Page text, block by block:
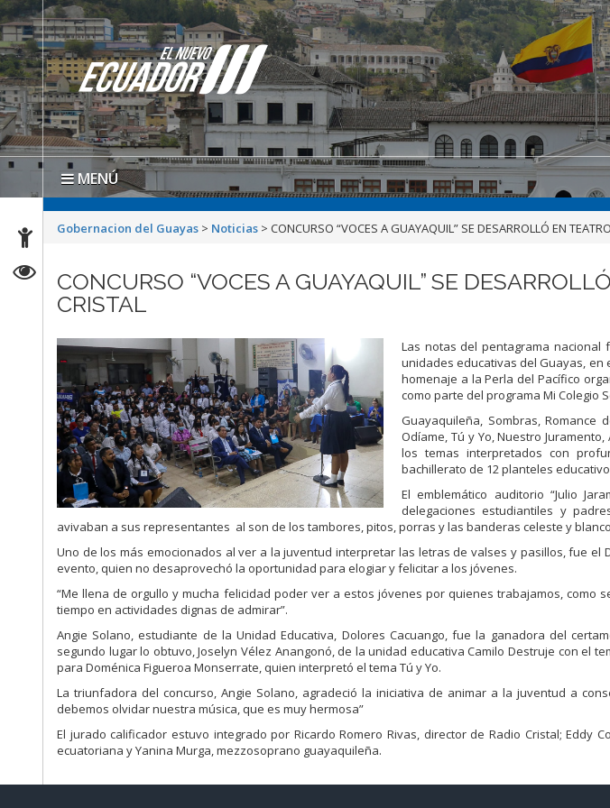
MENÚ
Gobernacion del Guayas > Noticias >CONCURSO “VOCES A GUAYAQUIL” SE DESARROLLÓ EN
CONCURSO “VOCES A GUAYAQUIL” SE
CRISTAL
Las notas del pentagrama nacional
unidades educativas del Guayas, en
homenaje a la Perla del Pacífico
como parte del programa Mi Colegio
Guayaquileña, Sombras, Romance
Odíame, Tú y Yo, Nuestro Juramento,
los temas interpretados con
bachillerato de 12 planteles
El emblemático auditorio “Julio
delegaciones estudiantiles y
avivaban a sus representantes al son de los tambores, pitos, porras y las banderas celeste y blanco
Uno de los más emocionados al ver a la juventud interpretar las letras de valses y pasillos, fue el
evento, quien no desaprovechó la oportunidad para elogiar y felicitar a los jóvenes.
“Me llena de orgullo y mucha felicidad poder ver a estos jóvenes por quienestrabajamos, como
tiempo en actividades dignas de admirar”.
Angie Solano, estudiante de la Unidad Educativa, Dolores Cacuango, fue la ganadora del
segundo lugarlo obtuvo, Joselyn Vélez Anangonó, de la unidad educativa Camilo Destruje conel
para Doménica FigueroaMonserrate, quien interpretó el tema Tú y Yo.
La triunfadora del concurso, Angie Solano, agradeció la iniciativa de animar a lajuventud a
debemos olvidarnuestra música, que es muy hermosa”
El jurado calificador estuvo integrado por Ricardo Romero Rivas, director de Radio Cristal; Eddy
ecuatoriana yYanina Murga,mezzosoprano guayaquileña.